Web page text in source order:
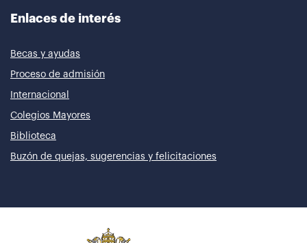
Enlaces de interés
Becas y ayudas
Proceso de admisión
Internacional
Colegios Mayores
Biblioteca
Buzón de quejas, sugerencias y felicitaciones